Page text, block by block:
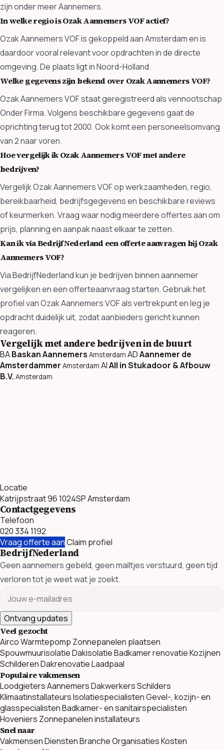
zijn onder meer Aannemers.
In welke regio is Ozak Aannemers VOF actief?
Ozak Aannemers VOF is gekoppeld aan Amsterdam en is
daardoor vooral relevant voor opdrachten in de directe
omgeving. De plaats ligt in Noord-Holland.
Welke gegevens zijn bekend over Ozak Aannemers VOF?
Ozak Aannemers VOF staat geregistreerd als vennootschap
Onder Firma. Volgens beschikbare gegevens gaat de
oprichting terug tot 2000. Ook komt een personeelsomvang
van 2 naar voren.
Hoe vergelijk ik Ozak Aannemers VOF met andere
bedrijven?
Vergelijk Ozak Aannemers VOF op werkzaamheden, regio,
bereikbaarheid, bedrijfsgegevens en beschikbare reviews
of keurmerken. Vraag waar nodig meerdere offertes aan om
prijs, planning en aanpak naast elkaar te zetten.
Kan ik via BedrijfNederland een offerte aanvragen bij Ozak
Aannemers VOF?
Via BedrijfNederland kun je bedrijven binnen aannemer
vergelijken en een offerteaanvraag starten. Gebruik het
profiel van Ozak Aannemers VOF als vertrekpunt en leg je
opdracht duidelijk uit, zodat aanbieders gericht kunnen
reageren.
Vergelijk met andere bedrijven in de buurt
BABaskan Aannemers Amsterdam ADAannemer de
Amsterdammer Amsterdam AIAll in Stukadoor & Afbouw
B.V. Amsterdam
Locatie
Katrijpstraat 96 1024SP Amsterdam
Contactgegevens
Telefoon
020 334 1192
Vraag offerte aanClaim profiel
BedrijfNederland
Geen aannemers gebeld, geen mailtjes verstuurd, geen tijd
verloren tot je weet wat je zoekt.
Ontvang updates
Veel gezocht
AircoWarmtepomp Zonnepanelen plaatsen
SpouwmuurisolatieDakisolatieBadkamer renovatieKozijnen
SchilderenDakrenovatieLaadpaal
Populaire vakmensen
LoodgietersAannemersDakwerkersSchilders
KlimaatinstallateursIsolatiespecialistenGevel-, kozijn- en
glasspecialistenBadkamer- en sanitairspecialisten
Hoveniers Zonnepanelen installateurs
Snel naar
VakmensenDienstenBranche OrganisatiesKosten